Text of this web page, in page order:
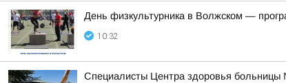
День физкультурника в Волжском —
10:32
Специалисты Центра здоровья